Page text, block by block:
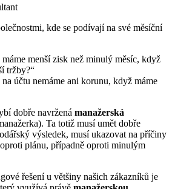
kde se podívají na své měsíční
máme menší zisk než minulý měsíc, když
tržby?“
na účtu nemáme ani korunu, když máme
dobře navržená manažerská
Ta totiž musí umět dobře
výsledek, musí ukazovat na příčiny
plánu, případně oproti minulým
řešení u většiny našich zákazníků je